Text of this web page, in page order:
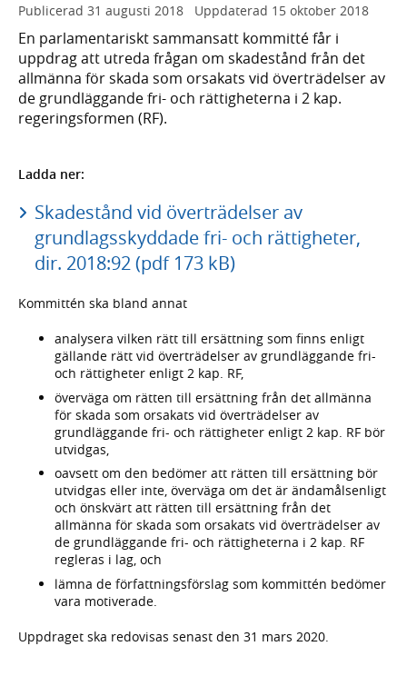
Publicerad 31 augusti 2018 Uppdaterad 15 oktober 2018
En parlamentariskt sammansatt kommitté får i
uppdrag att utreda frågan om skadestånd från det
allmänna för skada som orsakats vid överträdelser av
de grundläggande fri- och rättigheterna i 2 kap.
regeringsformen (RF).
Ladda ner:
Skadestånd vid överträdelser av
grundlagsskyddade fri- och rättigheter,
dir. 2018:92 (pdf 173 kB)
Kommittén ska bland annat
analysera vilken rätt till ersättning som finns enligt
gällande rätt vid överträdelser av grundläggande fri-
och rättigheter enligt 2 kap. RF,
överväga om rätten till ersättning från det allmänna
för skada som orsakats vid överträdelser av
grundläggande fri- och rättigheter enligt 2 kap. RF bör
utvidgas,
oavsett om den bedömer att rätten till ersättning bör
utvidgas eller inte, överväga om det är ändamålsenligt
och önskvärt att rätten till ersättning från det
allmänna för skada som orsakats vid överträdelser av
de grundläggande fri- och rättigheterna i 2 kap. RF
regleras i lag, och
lämna de författningsförslag som kommittén bedömer
vara motiverade.
Uppdraget ska redovisas senast den 31 mars 2020.